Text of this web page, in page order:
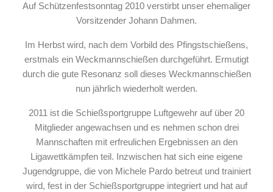
Auf Schützenfestsonntag 2010 verstirbt unser ehemaliger
Vorsitzender Johann Dahmen.
Im Herbst wird, nach dem Vorbild des Pfingstschießens,
erstmals ein Weckmannschießen durchgeführt. Ermutigt
durch die gute Resonanz soll dieses Weckmannschießen
nun jährlich wiederholt werden.
2011 ist die Schießsportgruppe Luftgewehr auf über 20
Mitglieder angewachsen und es nehmen schon drei
Mannschaften mit erfreulichen Ergebnissen an den
Ligawettkämpfen teil. Inzwischen hat sich eine eigene
Jugendgruppe, die von Michele Pardo betreut und trainiert
wird, fest in der Schießsportgruppe integriert und hat auf